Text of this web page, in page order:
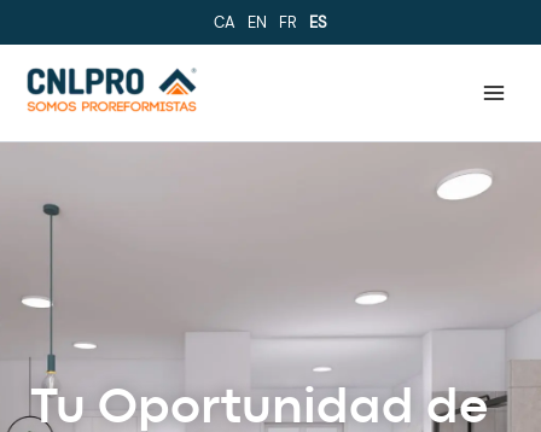
CA EN FR ES
Tu Oportunidad de